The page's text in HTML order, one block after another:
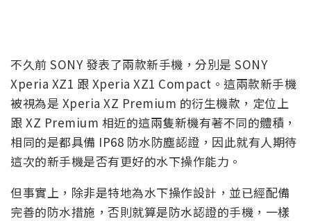
不久前 SONY 發表了兩款新手機，分別是 SONY
Xperia XZ1 跟 Xperia XZ1 Compact。這兩款新手機
被視為是 Xperia XZ Premium 的衍生機款，定位上
跟 XZ Premium 相近的這兩隻新機有著不同的體積，
相同的是都具備 IP68 防水防塵認證，因此就有人期待
這次的新手機是否有更好的水下操作能力。
但事實上，除非是特地為水下操作設計，並已經配備
完善的防水措施，否則就算是防水認證的手機，一樣